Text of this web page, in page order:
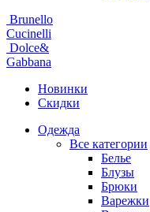
Brunello
Cucinelli
Dolce&
Gabbana
Новинки
Скидки
Одежда
Все категории
Белье
Блузы
Брюки
Варежки